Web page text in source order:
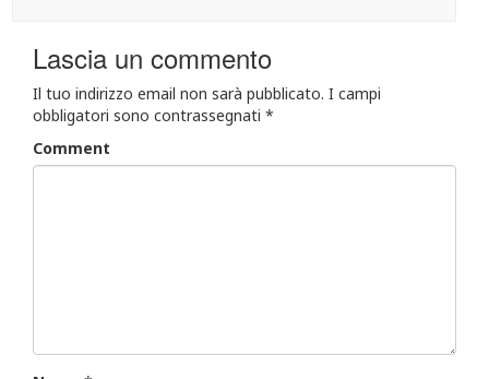
Lascia un commento
Il tuo indirizzo email non sarà pubblicato. I campi
obbligatori sono contrassegnati *
Comment